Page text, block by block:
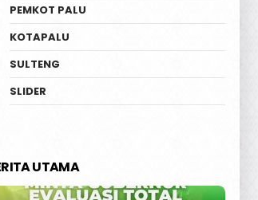
PEMKOT PALU
KOTAPALU
SULTENG
SLIDER
UTAMA